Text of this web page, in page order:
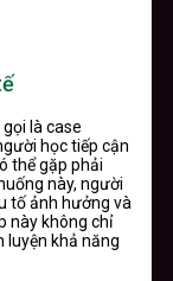
là case
học tiếp cận
thể gặp phải
này, người
tố ảnh hưởng và
này không chỉ
luyện khả năng